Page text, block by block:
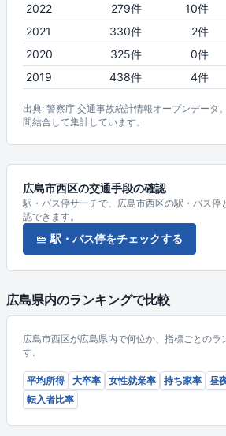
2022
279件 10件
2021
330件 2件
2020
325件 0件
2019
438件 4件
出典: 警察庁 交通事故統計情報オープンデータ
間結合して集計しています。
広島市西区の交通手段の確認
駅・バス停サーチで、広島市西区の駅・バス停
認できます。
駅・バス停をチェックする
広島県内のランキングで比較
広島市西区が広島県内で何位か、指標ごとのラ
す。
平均所得 大卒率 女性就業率 持ち家率
昼
転入者比率